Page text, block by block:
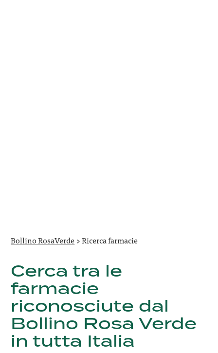
Bollino RosaVerde>Ricerca farmacie
Cerca tra le
farmacie
riconosciute dal
Bollino Rosa Verde
in tutta Italia